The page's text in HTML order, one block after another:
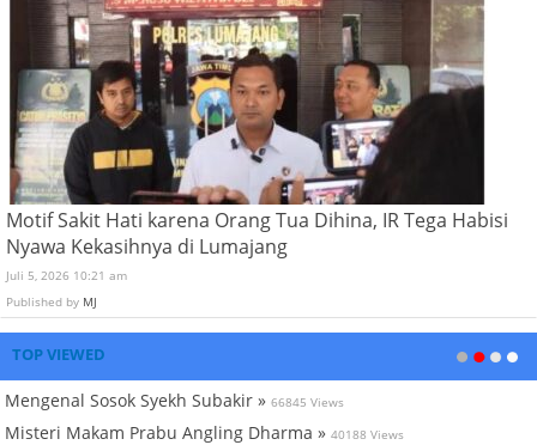
Motif Sakit Hati karena Orang Tua Dihina, IR Tega Habisi
Nyawa Kekasihnya di Lumajang
Juli 5, 2026 10:21 am
Published by MJ
TOP VIEWED
Mengenal Sosok Syekh Subakir » 66845 Views
Misteri Makam Prabu Angling Dharma » 40188 Views